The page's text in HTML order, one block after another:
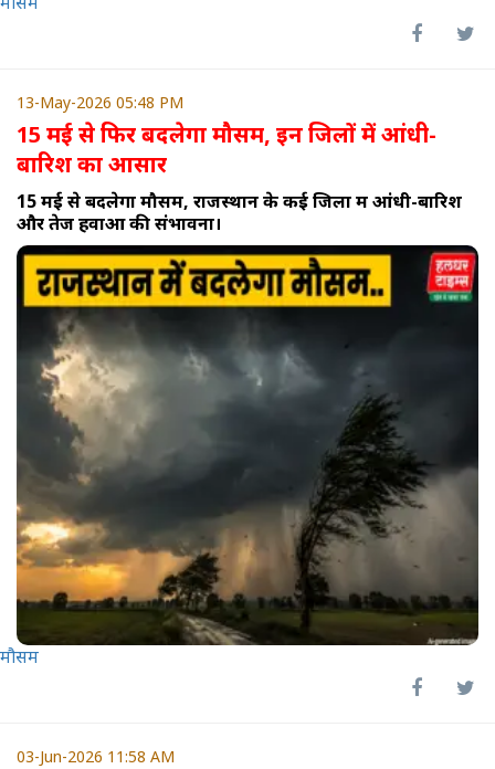
13-May-2026 05:48 PM
15 मई से फिर बदलेगा मौसम, इन जिलों में आंधी-
बारिश का आसार
15 मई से बदलेगा मौसम, राजस्थान के कई जिलों में आंधी-बारिश
और तेज हवाओं की संभावना।
मौसम
03-Jun-2026 11:58 AM